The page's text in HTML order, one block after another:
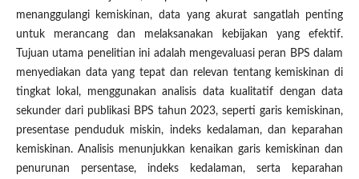
menanggulangi kemiskinan, data yang akurat sangatlah penting
untuk merancang dan melaksanakan kebijakan yang efektif.
Tujuan utama penelitian ini adalah mengevaluasi peran BPS dalam
menyediakan data yang tepat dan relevan tentang kemiskinan di
tingkat lokal, menggunakan analisis data kualitatif dengan data
sekunder dari publikasi BPS tahun 2023, seperti garis kemiskinan,
presentase penduduk miskin, indeks kedalaman, dan keparahan
kemiskinan. Analisis menunjukkan kenaikan garis kemiskinan dan
penurunan persentase, indeks kedalaman, serta keparahan